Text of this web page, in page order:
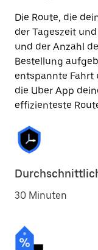
Die Route, die
der Tageszeit
und der Anzahl
Bestellung
entspannte Fahrt
die Uber App
effizienteste
30 Minuten